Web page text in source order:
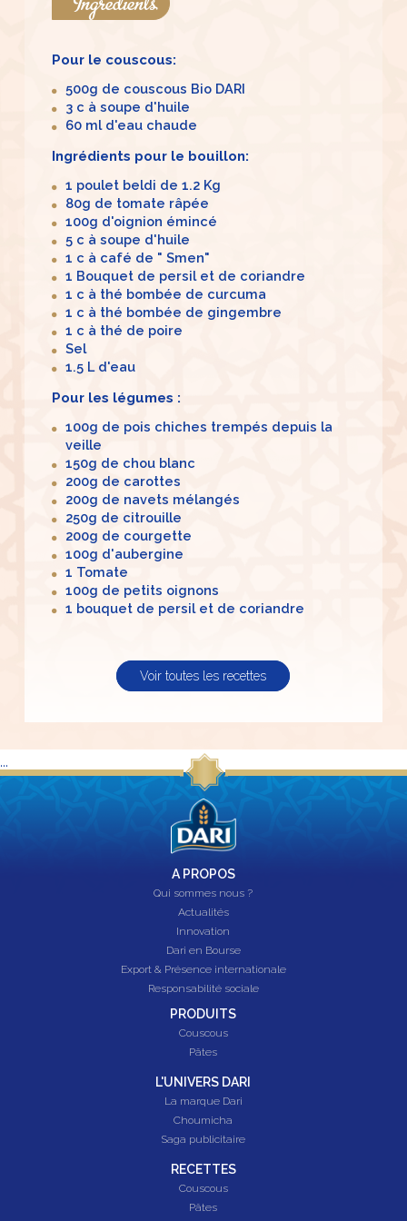
Pour le couscous:
500g de couscous Bio DARI
3 c à soupe d'huile
60 ml d'eau chaude
Ingrédients pour le bouillon:
1 poulet beldi de 1.2 Kg
80g de tomate râpée
100g d'oignion émincé
5 c à soupe d'huile
1 c à café de " Smen"
1 Bouquet de persil et de coriandre
1 c à thé bombée de curcuma
1 c à thé bombée de gingembre
1 c à thé de poire
Sel
1.5 L d'eau
Pour les légumes :
100g de pois chiches trempés depuis la
veille
150g de chou blanc
200g de carottes
200g de navets mélangés
250g de citrouille
200g de courgette
100g d'aubergine
1 Tomate
100g de petits oignons
1 bouquet de persil et de coriandre
Voir toutes les recettes
...
A PROPOS
Qui sommes nous ?
Actualités
Innovation
Dari en Bourse
Export & Présence internationale
Responsabilité sociale
PRODUITS
Couscous
Pâtes
L'UNIVERS DARI
La marque Dari
Choumicha
Saga publicitaire
RECETTES
Couscous
Pâtes